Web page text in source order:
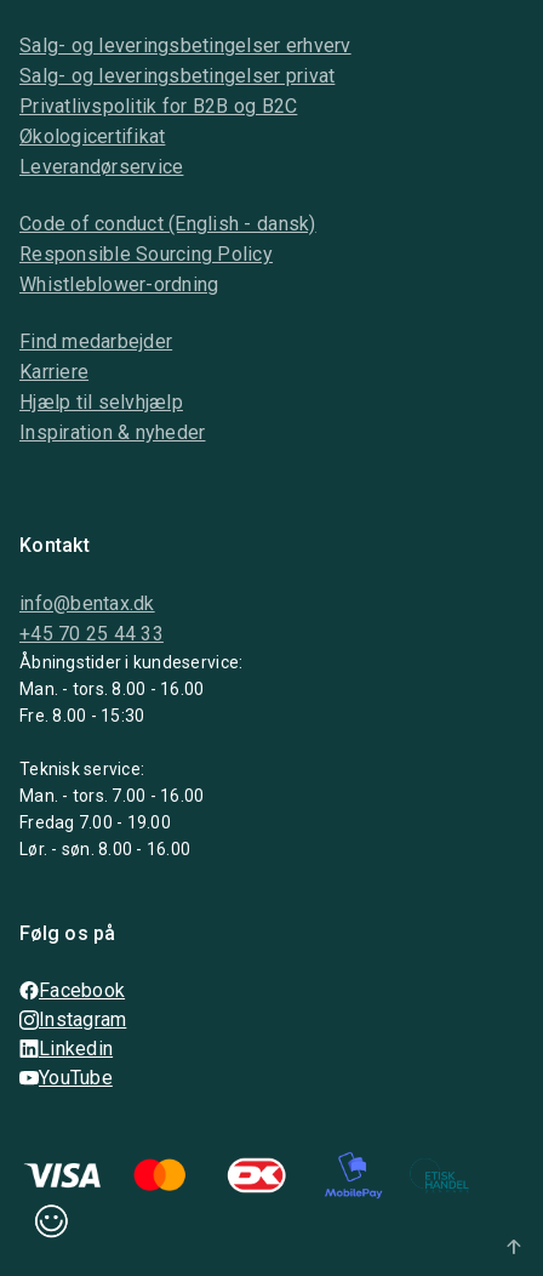
Salg- og leveringsbetingelser erhverv
Salg- og leveringsbetingelser privat
Privatlivspolitik for B2B og B2C
Økologicertifikat
Leverandørservice
Code of conduct (English - dansk)
Responsible Sourcing Policy
Whistleblower-ordning
Find medarbejder
Karriere
Hjælp til selvhjælp
Inspiration & nyheder
Kontakt
info@bentax.dk
+45 70 25 44 33
Åbningstider i kundeservice:
Man. - tors. 8.00 - 16.00
Fre. 8.00 - 15:30
Teknisk service:
Man. - tors. 7.00 - 16.00
Fredag 7.00 - 19.00
Lør. - søn. 8.00 - 16.00
Følg os på
Facebook
Instagram
Linkedin
YouTube
arrow_upward_alt